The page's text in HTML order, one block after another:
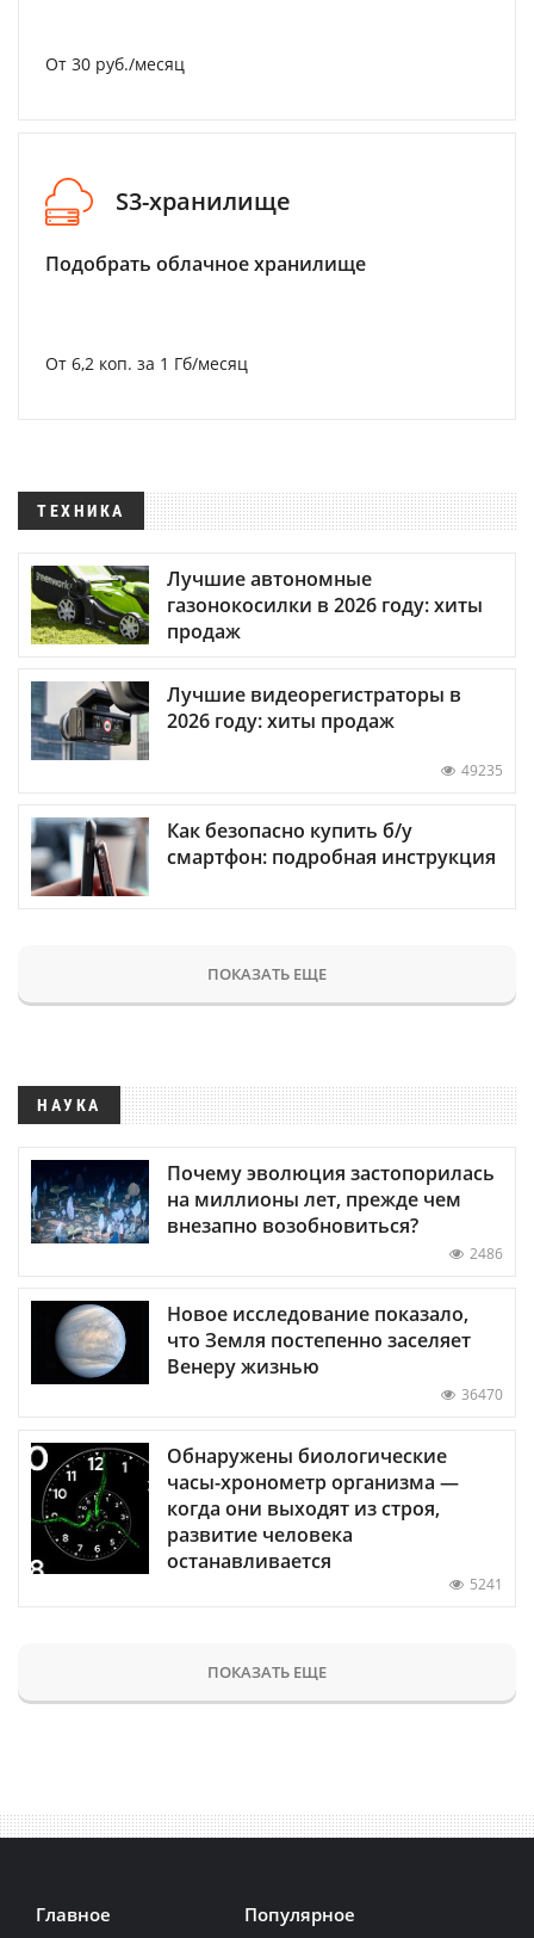
От 30 руб./месяц
S3-хранилище
Подобрать облачное хранилище
От 6,2 коп. за 1 Гб/месяц
ТЕХНИКА
Лучшие автономные
газонокосилки в 2026 году: хиты
продаж
Лучшие видеорегистраторы в
2026 году: хиты продаж
49235
Как безопасно купить б/у
смартфон: подробная инструкция
ПОКАЗАТЬ ЕЩЕ
НАУКА
Почему эволюция застопорилась
на миллионы лет, прежде чем
внезапно возобновиться?
2486
Новое исследование показало,
что Земля постепенно заселяет
Венеру жизнью
36470
Обнаружены биологические
часы-хронометр организма —
когда они выходят из строя,
развитие человека
останавливается
5241
ПОКАЗАТЬ ЕЩЕ
Главное Популярное